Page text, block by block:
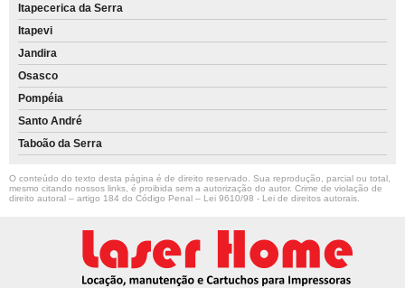
Itapecerica da Serra
Itapevi
Jandira
Osasco
Pompéia
Santo André
Taboão da Serra
O conteúdo do texto desta página é de direito reservado. Sua reprodução, parcial ou total,
mesmo citando nossos links, é proibida sem a autorização do autor. Crime de violação de
direito autoral – artigo 184 do Código Penal – Lei 9610/98 - Lei de direitos autorais